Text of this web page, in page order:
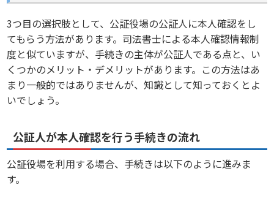
3つ目の選択肢として、公証役場の公証人に本人確認をし
てもらう方法があります。司法書士による本人確認情報制
度と似ていますが、手続きの主体が公証人である点と、い
くつかのメリット・デメリットがあります。この方法はあ
まり一般的ではありませんが、知識として知っておくとよ
いでしょう。
公証人が本人確認を行う手続きの流れ
公証役場を利用する場合、手続きは以下のように進みま
す。